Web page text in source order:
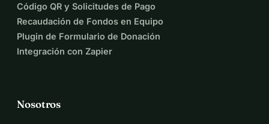
Código QR y Solicitudes de Pago
Recaudación de Fondos en Equipo
Plugin de Formulario de Donación
Integración con Zapier
Nosotros